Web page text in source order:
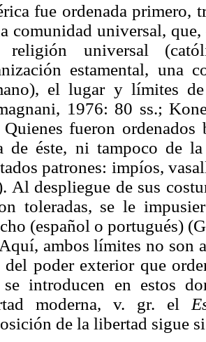
fue ordenada primero,
comunidad universal,
religión universal
estamental, una
el lugar y límites
1976: 80 ss.;
fueron
de éste, ni tampoco de
patrones: impíos,
Al despliegue de sus
toleradas, se le
(español o portugués)
ambos límites no son
del poder exterior que
se introducen en estos
moderna, v. gr. el
de la libertad sigue